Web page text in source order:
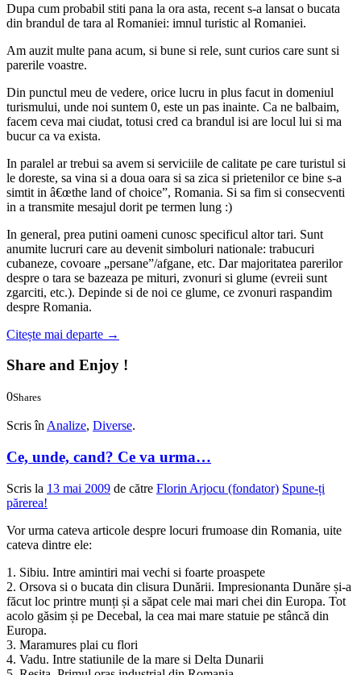
Dupa cum probabil stiti pana la ora asta, recent s-a lansat o bucata
din brandul de tara al Romaniei: imnul turistic al Romaniei.
Am auzit multe pana acum, si bune si rele, sunt curios care sunt si
parerile voastre.
Din punctul meu de vedere, orice lucru in plus facut in domeniul
turismului, unde noi suntem 0, este un pas inainte. Ca ne balbaim,
facem ceva mai ciudat, totusi cred ca brandul isi are locul lui si ma
bucur ca va exista.
In paralel ar trebui sa avem si serviciile de calitate pe care turistul si
le doreste, sa vina si a doua oara si sa zica si prietenilor ce bine s-a
simtit in â€œthe land of choice”, Romania. Si sa fim si consecventi
in a transmite mesajul dorit pe termen lung :)
In general, prea putini oameni cunosc specificul altor tari. Sunt
anumite lucruri care au devenit simboluri nationale: trabucuri
cubaneze, covoare „persane”/afgane, etc. Dar majoritatea parerilor
despre o tara se bazeaza pe mituri, zvonuri si glume (evreii sunt
zgarciti, etc.). Depinde si de noi ce glume, ce zvonuri raspandim
despre Romania.
Citește mai departe →
Share and Enjoy !
0Shares
Scris în Analize, Diverse.
Ce, unde, cand? Ce va urma…
Scris la 13 mai 2009 de către Florin Arjocu (fondator) Spune-ți
părerea!
Vor urma cateva articole despre locuri frumoase din Romania, uite
cateva dintre ele:
1. Sibiu. Intre amintiri mai vechi si foarte proaspete
2. Orsova si o bucata din clisura Dunării. Impresionanta Dunăre și-a
făcut loc printre munți și a săpat cele mai mari chei din Europa. Tot
acolo găsim și pe Decebal, la cea mai mare statuie pe stâncă din
Europa.
3. Maramures plai cu flori
4. Vadu. Intre statiunile de la mare si Delta Dunarii